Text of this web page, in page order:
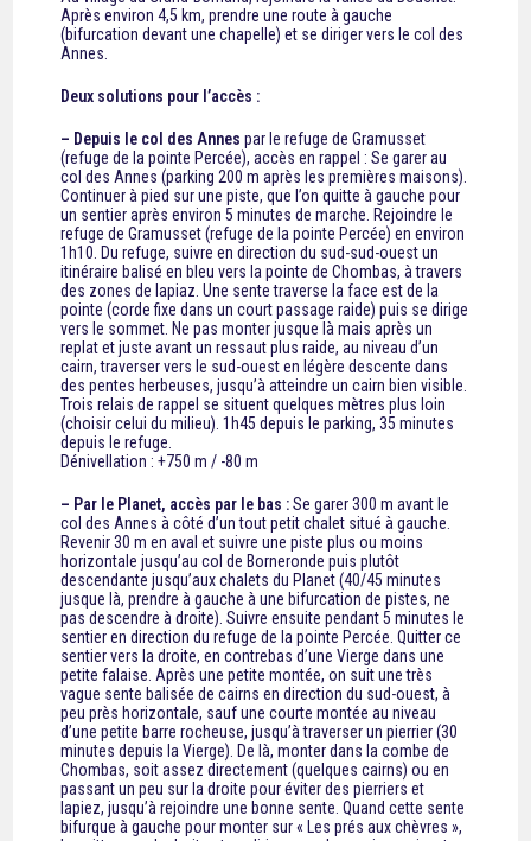
Après environ 4,5 km, prendre une route à gauche
(bifurcation devant une chapelle) et se diriger vers le col des
Annes.
Deux solutions pour l’accès :
– Depuis le col des Annes par le refuge de Gramusset
(refuge de la pointe Percée), accès en rappel : Se garer au
col des Annes (parking 200 m après les premières maisons).
Continuer à pied sur une piste, que l’on quitte à gauche pour
un sentier après environ 5 minutes de marche. Rejoindre le
refuge de Gramusset (refuge de la pointe Percée) en environ
1h10. Du refuge, suivre en direction du sud-sud-ouest un
itinéraire balisé en bleu vers la pointe de Chombas, à travers
des zones de lapiaz. Une sente traverse la face est de la
pointe (corde fixe dans un court passage raide) puis se dirige
vers le sommet. Ne pas monter jusque là mais après un
replat et juste avant un ressaut plus raide, au niveau d’un
cairn, traverser vers le sud-ouest en légère descente dans
des pentes herbeuses, jusqu’à atteindre un cairn bien visible.
Trois relais de rappel se situent quelques mètres plus loin
(choisir celui du milieu). 1h45 depuis le parking, 35 minutes
depuis le refuge.
Dénivellation : +750 m / -80 m
– Par le Planet, accès par le bas :Se garer 300 m avant le
col des Annes à côté d’un tout petit chalet situé à gauche.
Revenir 30 m en aval et suivre une piste plus ou moins
horizontale jusqu’au col de Borneronde puis plutôt
descendante jusqu’aux chalets du Planet (40/45 minutes
jusque là, prendre à gauche à une bifurcation de pistes, ne
pas descendre à droite). Suivre ensuite pendant 5 minutes le
sentier en direction du refuge de la pointe Percée. Quitter ce
sentier vers la droite, en contrebas d’une Vierge dans une
petite falaise. Après une petite montée, on suit une très
vague sente balisée de cairns en direction du sud-ouest, à
peu près horizontale, sauf une courte montée au niveau
d’une petite barre rocheuse, jusqu’à traverser un pierrier (30
minutes depuis la Vierge). De là, monter dans la combe de
Chombas, soit assez directement (quelques cairns) ou en
passant un peu sur la droite pour éviter des pierriers et
lapiez, jusqu’à rejoindre une bonne sente. Quand cette sente
bifurque à gauche pour monter sur « Les prés aux chèvres »,